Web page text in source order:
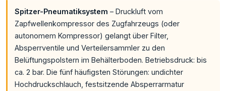
Spitzer-Pneumatiksystem – Druckluft vom
Zapfwellenkompressor des Zugfahrzeugs (oder
autonomem Kompressor) gelangt über Filter,
Absperrventile und Verteilersammler zu den
Belüftungspolstern im Behälterboden. Betriebsdruck: bis
ca. 2 bar. Die fünf häufigsten Störungen: undichter
Hochdruckschlauch, festsitzende Absperrarmatur